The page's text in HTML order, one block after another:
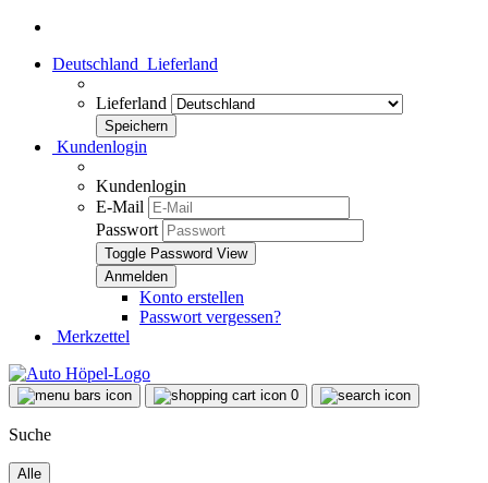
Deutschland Lieferland
Lieferland
Kundenlogin
Kundenlogin
E-Mail
Passwort
Toggle Password View
Konto erstellen
Passwort vergessen?
Merkzettel
0
Suche
Alle